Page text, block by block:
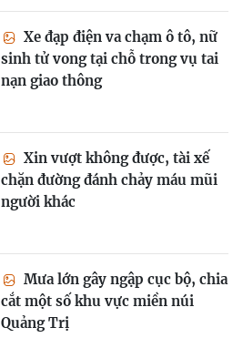
Xe đạp điện va chạm ô tô, nữ
sinh tử vong tại chỗ trong vụ tai
nạn giao thông
Xin vượt không được, tài xế
chặn đường đánh chảy máu mũi
người khác
Mưa lớn gây ngập cục bộ, chia
cắt một số khu vực miền núi
Quảng Trị